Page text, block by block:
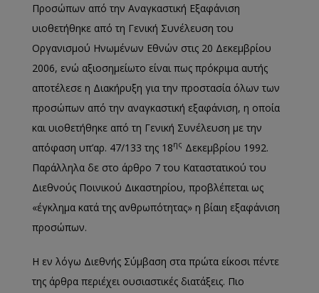
Προσώπων από την Αναγκαστική Εξαφάνιση
υιοθετήθηκε από τη Γενική Συνέλευση του
Οργανισμού Ηνωμένων Εθνών στις 20 Δεκεμβρίου
2006, ενώ αξιοσημείωτο είναι πως πρόκριμα αυτής
αποτέλεσε η Διακήρυξη για την προστασία όλων των
προσώπων από την αναγκαστική εξαφάνιση, η οποία
και υιοθετήθηκε από τη Γενική Συνέλευση με την
απόφαση υπ’αρ. 47/133 της 18ης Δεκεμβρίου 1992.
Παράλληλα δε στο άρθρο 7 του Καταστατικού του
Διεθνούς Ποινικού Δικαστηρίου, προβλέπεται ως
«έγκλημα κατά της ανθρωπότητας» η βίαιη εξαφάνιση
προσώπων.
Η εν λόγω Διεθνής Σύμβαση στα πρώτα είκοσι πέντε
της άρθρα περιέχει ουσιαστικές διατάξεις. Πιο